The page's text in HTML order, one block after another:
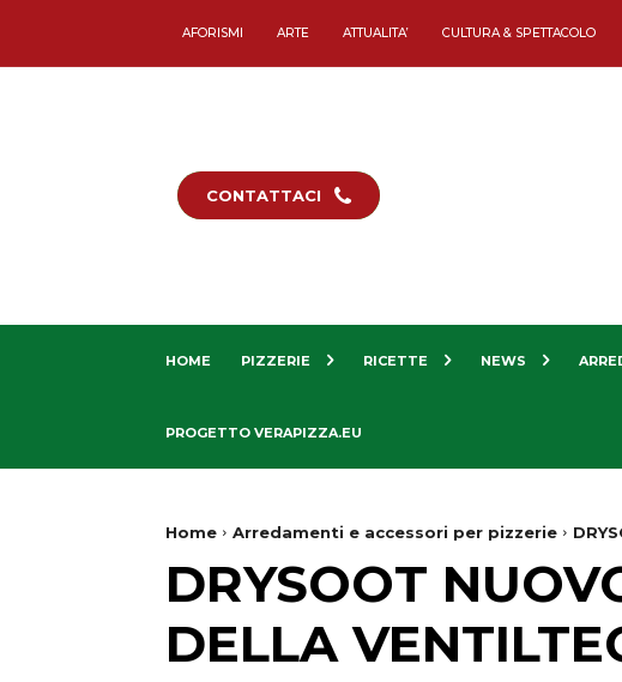
AFORISMI ARTE ATTUALITA’ CULTURA & SPETTACOLO
CONTATTACI
HOME PIZZERIE RICETTE NEWS
PROGETTO VERAPIZZA.EU
Home Arredamenti e accessori per pizzerie
DRYSOOT
DELLA